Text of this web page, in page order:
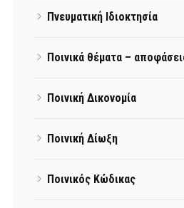
Πνευματική Ιδιοκτησία
Ποινικά θέματα –
Ποινική Δικονομία
Ποινική Δίωξη
Ποινικός Κώδικας